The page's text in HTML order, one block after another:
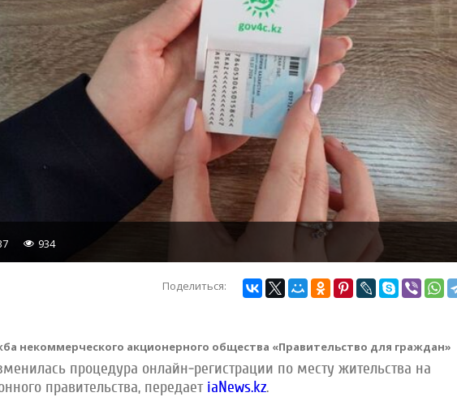
934
Поделиться:
некоммерческого акционерного общества «Правительство для граждан»
процедура онлайн-регистрации по месту жительства на
правительства, передаетiaNews.kz.